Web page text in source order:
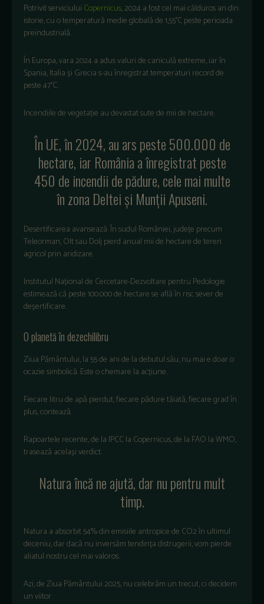
Potrivit serviciului Copernicus, 2024 a fost cel mai călduros an din
istorie, cu o temperatură medie globală de 1,55°C peste perioada
preindustrială.
În Europa, vara 2024 a adus valuri de caniculă extreme, iar în
Spania, Italia și Grecia s-au înregistrat temperaturi record de
peste 47°C.
Incendiile de vegetație au devastat sute de mii de hectare.
În UE, în 2024, au ars peste 500.000 de
hectare, iar România a înregistrat peste
450 de incendii de pădure, cele mai multe
în zona Deltei și Munții Apuseni.
Desertificarea avansează. În sudul României, județe precum
Teleorman, Olt sau Dolj pierd anual mii de hectare de teren
agricol prin aridizare.
Institutul Național de Cercetare-Dezvoltare pentru Pedologie
estimează că peste 100.000 de hectare se află în risc sever de
deșertificare.
O planetă în dezechilibru
Ziua Pământului, la 55 de ani de la debutul său, nu mai e doar o
ocazie simbolică. Este o chemare la acțiune.
Fiecare litru de apă pierdut, fiecare pădure tăiată, fiecare grad în
plus, contează.
Rapoartele recente, de la IPCC la Copernicus, de la FAO la WMO,
trasează același verdict:
Natura încă ne ajută, dar nu pentru mult
timp.
Natura a absorbit 54% din emisiile antropice de CO2 în ultimul
deceniu, dar dacă nu inversăm tendința distrugerii, vom pierde
aliatul nostru cel mai valoros.
Azi, de Ziua Pământului 2025, nu celebrăm un trecut, ci decidem
un viitor.